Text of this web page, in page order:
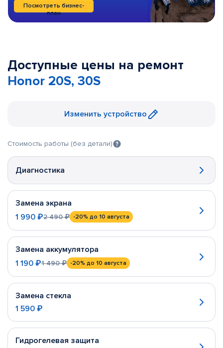
Посмотреть бизнес-
план
Доступные цены на ремонт
Honor 20S, 30S
Изменить устройство
Стоимость работы (без детали)
Диагностика
Замена экрана
1 990 ₽2 490 ₽ -20% до 10 августа
Замена аккумулятора
1 190 ₽1 490 ₽ -20% до 10 августа
Замена стекла
1 590 ₽
Гидрогелевая защита